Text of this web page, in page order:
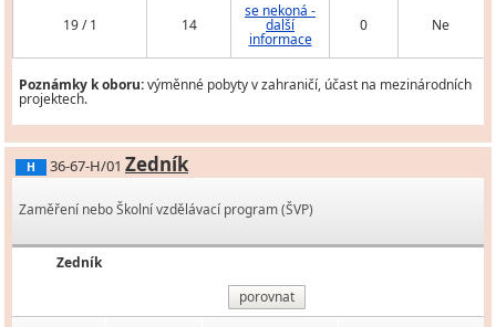
19 / 1 14
se nekoná -
další
informace
0 Ne
Poznámky k oboru:výměnné pobyty v zahraničí, účast na mezinárodních
projektech.
H 36-67-H/01 Zedník
Zaměření nebo Školní vzdělávací program (ŠVP)
Zedník
porovnat